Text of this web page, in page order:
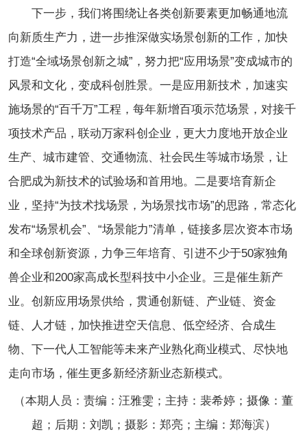
下一步，我们将围绕让各类创新要素更加畅通地流
向新质生产力，进一步推深做实场景创新的工作，加快
打造“全域场景创新之城”，努力把“应用场景”变成城市的
风景和文化，变成科创胜景。一是应用新技术，加速实
施场景的“百千万”工程，每年新增百项示范场景，对接千
项技术产品，联动万家科创企业，更大力度地开放企业
生产、城市建管、交通物流、社会民生等城市场景，让
合肥成为新技术的试验场和首用地。二是要培育新企
业，坚持“为技术找场景，为场景找市场”的思路，常态化
发布“场景机会”、“场景能力”清单，链接多层次资本市场
和全球创新资源，力争三年培育、引进不少于50家独角
兽企业和200家高成长型科技中小企业。三是催生新产
业。创新应用场景供给，贯通创新链、产业链、资金
链、人才链，加快推进空天信息、低空经济、合成生
物、下一代人工智能等未来产业熟化商业模式、尽快地
走向市场，催生更多新经济新业态新模式。
（本期人员：责编：汪雅雯；主持：裴希婷；摄像：董
超；后期：刘凯；摄影：郑亮；主编：郑海滨）